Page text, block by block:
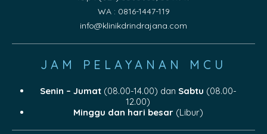
WA : 0816-1447-119
info@klinikdrindrajana.com
JAM PELAYANAN MCU
Senin – Jumat(08.00-14.00) dan Sabtu (08.00-
12.00)
Minggu dan hari besar(Libur)